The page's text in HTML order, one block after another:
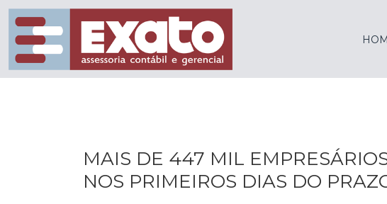
MAIS DE 447 MIL
NOS PRIMEIROS DIAS DO